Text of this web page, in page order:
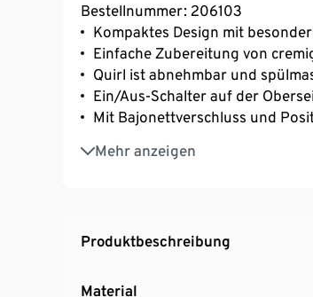
Bestellnummer: 206103
Kompaktes Design mit
Einfache Zubereitung von
Quirl ist abnehmbar und
Ein/Aus-Schalter auf der
Mit Bajonettverschluss und
Mehr anzeigen
Perfekt auch für unterwegs
Inkl. Batterien
Produktbeschreibung
Material